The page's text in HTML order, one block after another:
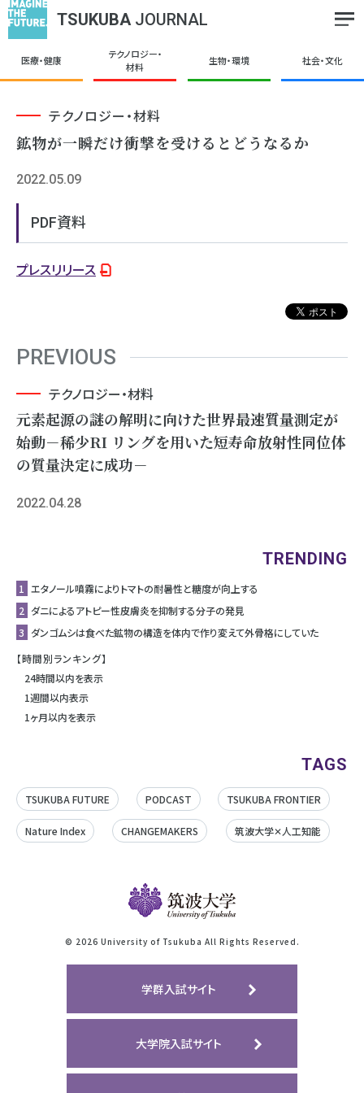
TSUKUBA JOURNAL
医療・健康
テクノロジー・
材料
生物・環境 社会・文化
テクノロジー・材料
鉱物が一瞬だけ衝撃を受けるとどうなるか
2022.05.09
PDF資料
プレスリリース
PREVIOUS
テクノロジー・材料
元素起源の謎の解明に向けた世界最速質量測定が
始動－稀少RI リングを用いた短寿命放射性同位体
の質量決定に成功－
2022.04.28
TRENDING
1 エタノール噴霧によりトマトの耐暑性と糖度が向上する
2 ダニによるアトピー性皮膚炎を抑制する分子の発見
3 ダンゴムシは食べた鉱物の構造を体内で作り変えて外骨格にしていた
【時間別ランキング】
24時間以内を表示
1週間以内表示
1ヶ月以内を表示
TAGS
TSUKUBA FUTURE PODCAST TSUKUBA FRONTIER
Nature Index CHANGEMAKERS 筑波大学✕人工知能
© 2026 University of Tsukuba All Rights Reserved.
学群入試サイト
大学院入試サイト